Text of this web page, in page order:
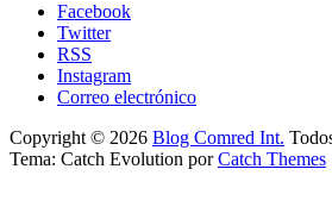
Facebook
Twitter
RSS
Instagram
Correo electrónico
Copyright © 2026 Blog Comred Int.
Tema: Catch Evolution porCatch Themes